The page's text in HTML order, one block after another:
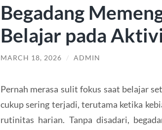
Begadang
Belajar pada
MARCH 18, 2026 / ADMIN
Pernah merasa sulit fokus saat belajar
cukup sering terjadi, terutama ketika
rutinitas harian. Tanpa disadari,